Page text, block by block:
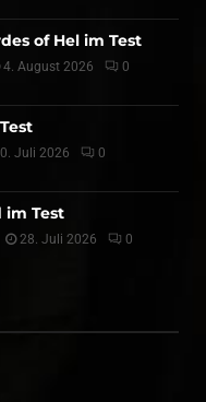
of Hel im Test
4. August 2026 0
Juli 2026 0
im Test
28. Juli 2026 0